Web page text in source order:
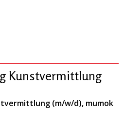
Kunstvermittlung
(m/w/d), mumok